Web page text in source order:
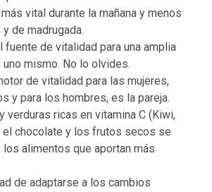
vital durante la mañana y menos
de madrugada.
fuente de vitalidad para una amplia
uno mismo. No lo olvides.
de vitalidad para las mujeres,
y para los hombres, es la pareja.
verduras ricas en vitamina C (Kiwi,
el chocolate y los frutos secos se
los alimentos que aportan más
de adaptarse a los cambios